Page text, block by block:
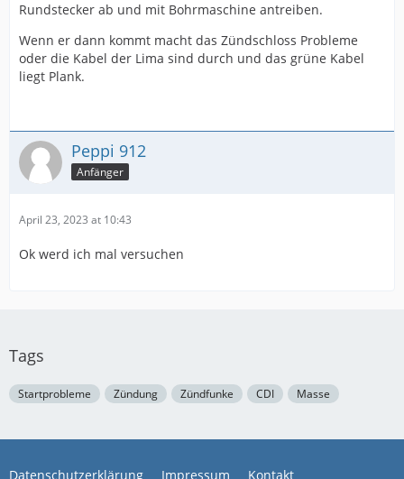
Rundstecker ab und mit Bohrmaschine antreiben.
Wenn er dann kommt macht das Zündschloss Probleme
oder die Kabel der Lima sind durch und das grüne Kabel
liegt Plank.
Peppi 912
Anfänger
April 23, 2023 at 10:43
Ok werd ich mal versuchen
Tags
Startprobleme Zündung Zündfunke CDI Masse
Datenschutzerklärung Impressum Kontakt